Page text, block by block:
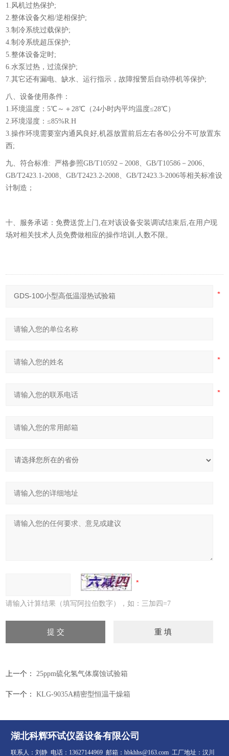
1.风机过热保护;
2.整体设备欠相/逆相保护;
3.制冷系统过载保护;
4.制冷系统超压保护;
5.整体设备定时;
6.水泵过热，过流保护;
7.其它还有漏电、缺水、运行指示，故障报警后自动停机等保护;
八、设备使用条件：
1.环境温度：5℃～＋28℃（24小时内平均温度≤28℃）
2.环境湿度：≤85%R.H
3.操作环境需要室内通风良好,机器放置前后左右各80公分不可放置东
西;
九、符合标准: 严格参照GB/T10592－2008、GB/T10586－2006、
GB/T2423.1-2008、GB/T2423.2-2008、GB/T2423.3-2006等相关标准设
计制造；
十、服务承诺：免费送货上门,在对该设备安装调试结束后,在用户现
场对相关技术人员免费做相应的操作培训,人数不限。
请输入计算结果（填写阿拉伯数字），如：三加四=7
上一个： 25ppm硫化氢气体腐蚀试验箱
下一个： KLG-9035A精密型恒温干燥箱
湖北科辉环试仪器设备有限公司
联系人：刘静 电话：13627144969 邮箱：hbkhhs@163.com 工厂地址：汉川